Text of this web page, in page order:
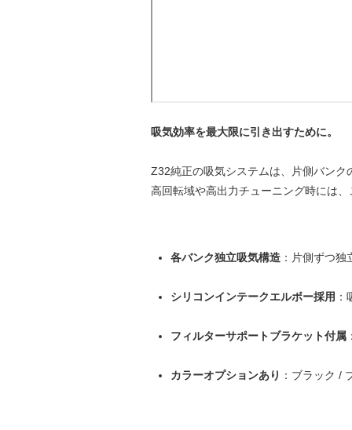
吸気効率を最大限に引き出すために。
Z32純正の吸気システムは、片側バン
高回転域や高出力チューニング時には
各バンク独立吸気構造：片側ずつ独
シリコンインテークエルボー採用
フィルターサポートブラケット付属
カラーオプションあり ：ブラック /